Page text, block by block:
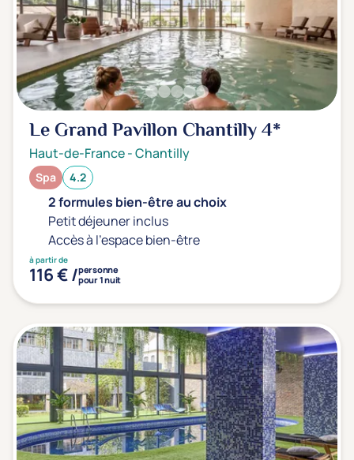
Le Grand Pavillon Chantilly4*
Haut-de-France-Chantilly
Spa 4.2
2 formules bien-être au choix
Petit déjeuner inclus
Accès à l'espace bien-être
à partir de
116 € /personne
pour 1 nuit